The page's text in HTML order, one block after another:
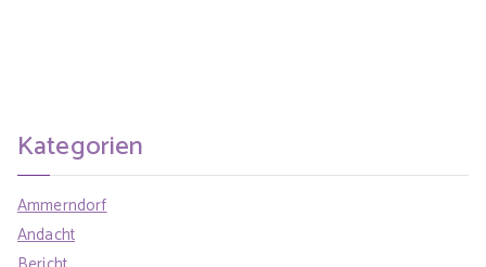
Kategorien
Ammerndorf
Andacht